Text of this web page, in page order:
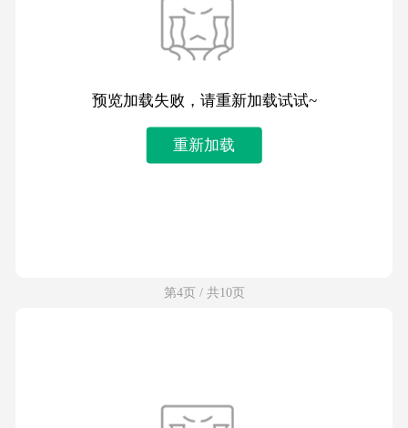
预览加载失败，请重新加载试试~
重新加载
第4页 / 共10页